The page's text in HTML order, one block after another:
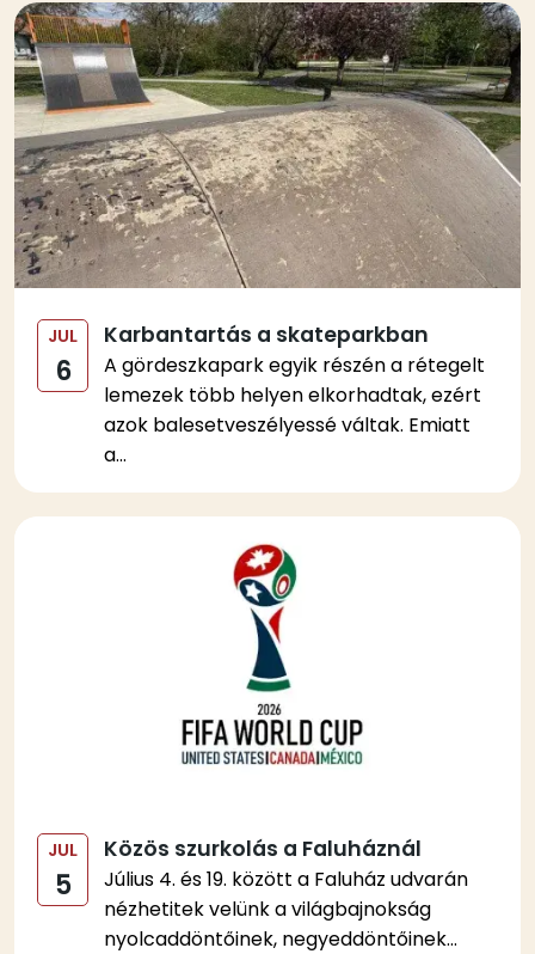
Kép
JUL
6
Karbantartás a skateparkban
A gördeszkapark egyik részén a rétegelt
lemezek több helyen elkorhadtak, ezért
azok balesetveszélyessé váltak. Emiatt
a...
Kép
JUL
5
Közös szurkolás a Faluháznál
Július 4. és 19. között a Faluház udvarán
nézhetitek velünk a világbajnokság
nyolcaddöntőinek, negyeddöntőinek...